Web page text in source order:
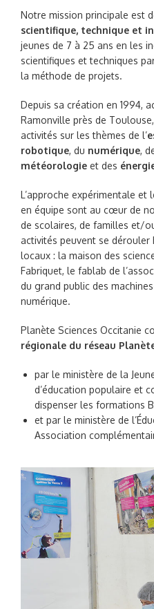
Notre mission principale est
scientifique, technique et
jeunes de 7 à 25 ans en les
scientifiques et techniques
la méthode de projets.
Depuis sa création en 1994,
Ramonville près de
activités sur les thèmes de l’
robotique, du numérique,
météorologie et des
L’approche expérimentale
en équipe sont au cœur de
de scolaires, de familles et/
activités peuvent se
locaux : la maison des
Fabriquet, le fablab de
du grand public des
numérique.
Planète Sciences Occitanie
régionale du réseau
par le ministère de la
d’éducation populaire et
dispenser les formations
et par le ministère de
Association